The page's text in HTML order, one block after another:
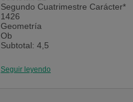
Segundo Cuatrimestre Carácter*
1426
Geometría
Ob
Subtotal: 4,5
Libres
Li
Seguir leyendo